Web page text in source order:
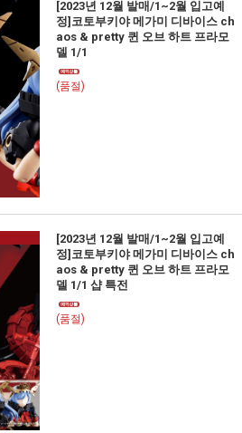
[2023년 12월 발매/1~2월 입고예
정]코토부키야 메가미 디바이스 ch
aos & pretty 퀸 오브 하트 프라모
델 1/1
(품절)
[2023년 12월 발매/1~2월 입고예
정]코토부키야 메가미 디바이스 ch
aos & pretty 퀸 오브 하트 프라모
델 1/1 샵 특전
(품절)